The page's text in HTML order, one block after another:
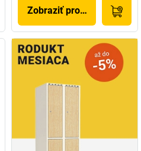
Zobraziť produkt